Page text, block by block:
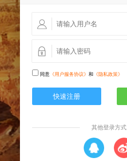
同意《用户服务协议》 和 《隐私政策》
快速注册
其他登录方式